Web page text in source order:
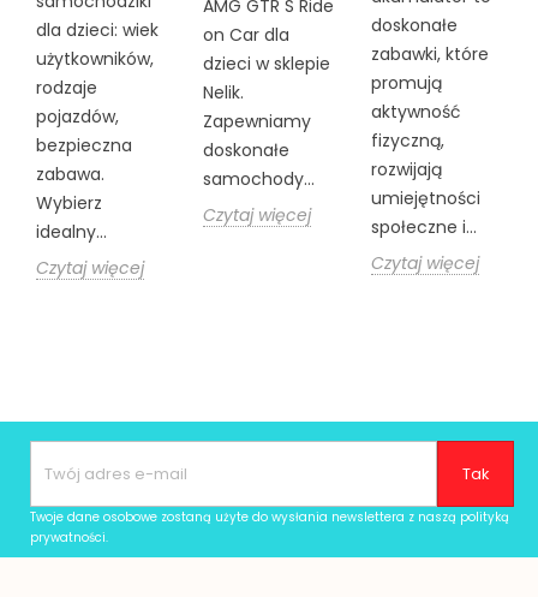
dla dzieci: wiek
użytkowników,
rodzaje
pojazdów,
bezpieczna
zabawa.
Wybierz
idealny...
Czytaj więcej
AMG GTR S Ride
on Car dla
dzieci w sklepie
Nelik.
Zapewniamy
doskonałe
samochody...
Czytaj więcej
doskonałe
zabawki, które
promują
aktywność
fizyczną,
rozwijają
umiejętności
społeczne i...
Czytaj więcej
Twoje dane osobowe zostaną użyte do wysłania newslettera z naszą polityką
prywatności.